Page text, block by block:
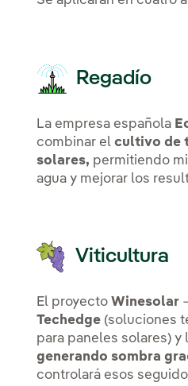
Regadío
La empresa española
combinar elcultivo de
solares, permitiendo
agua y mejorar los
Viticultura
El proyectoWinesolar
Techedge (soluciones
para paneles solares) y
generando sombra
controlará esos